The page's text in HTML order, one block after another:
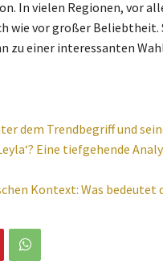
In vielen Regionen, vor
wie vor großer
zu einer interessanten
dem Trendbegriff und
Eine tiefgehende
Kontext: Was bedeutet